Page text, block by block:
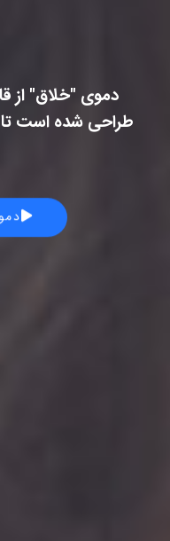
دموی "خلاق" از
طراحی شده است تا